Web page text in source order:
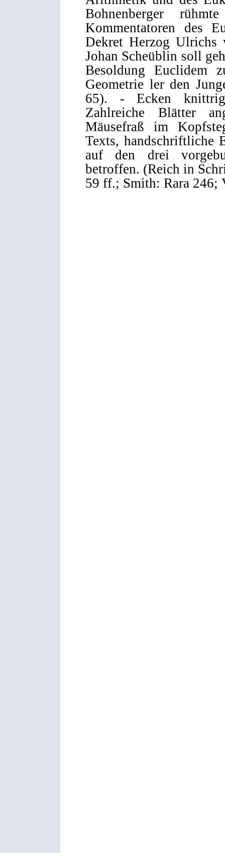
Bohnenberger
Kommentatoren des
Dekret Herzog
Johan Scheüblin soll
Besoldung Euclidem
Geometrie ler den
65). - Ecken knittrig.
Zahlreiche Blätter
Mäusefraß im
Texts, handschriftliche
auf den drei
betroffen. (Reich in
59 ff.; Smith: Rara 246;